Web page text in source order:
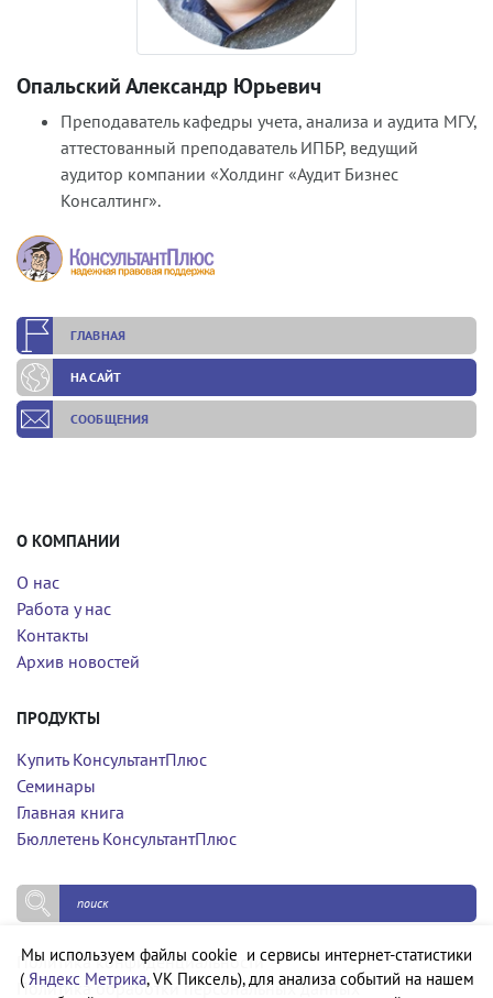
Опальский Александр Юрьевич
Преподаватель кафедры учета, анализа и аудита МГУ,
аттестованный преподаватель ИПБР, ведущий
аудитор компании «Холдинг «Аудит Бизнес
Консалтинг».
ГЛАВНАЯ
НА САЙТ
СООБЩЕНИЯ
О КОМПАНИИ
О нас
Работа у нас
Контакты
Архив новостей
ПРОДУКТЫ
Купить КонсультантПлюс
Семинары
Главная книга
Бюллетень КонсультантПлюс
Политика конфиденциальности
Политика обработки персональных данных
Мы используем файлы cookie и сервисы интернет-статистики
( Яндекс Метрика, VK Пиксель), для анализа событий на нашем